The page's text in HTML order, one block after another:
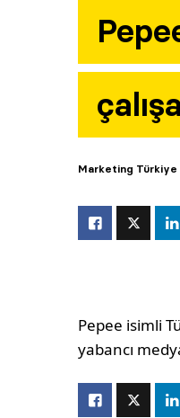
Marketing Türkiye
Pepee isimli
yabancı